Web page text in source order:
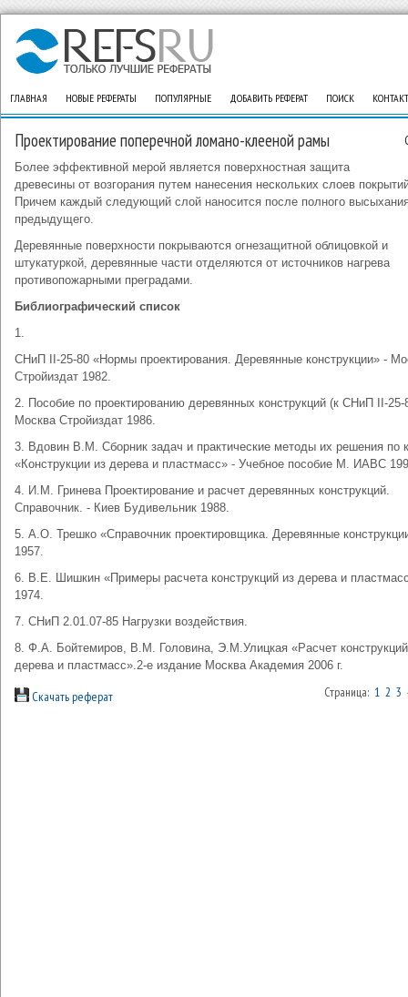
ГЛАВНАЯ НОВЫЕ РЕФЕРАТЫ ПОПУЛЯРНЫЕ ДОБАВИТЬ РЕФЕРАТ ПОИСК
Проектирование поперечной ломано-клееной рамы
Более эффективной мерой является поверхностная защита
древесины от возгорания путем нанесения нескольких слоев
Причем каждый следующий слой наносится после полного
предыдущего.
Деревянные поверхности покрываются огнезащитной облицовкой и
штукатуркой, деревянные части отделяются от источников нагрева
противопожарными преградами.
Библиографический список
1.
СНиП II-25-80 «Нормы проектирования. Деревянные конструкции» -
Стройиздат 1982.
2. Пособие по проектированию деревянных конструкций (к СНиП II-25-
Москва Стройиздат 1986.
3. Вдовин В.М. Сборник задач и практические методы их решения по
«Конструкции из дерева и пластмасс» - Учебное пособие М. ИАВС
4. И.М. Гринева Проектирование и расчет деревянных конструкций.
Справочник. - Киев Будивельник 1988.
5. А.О. Трешко «Справочник проектировщика. Деревянные
1957.
6. В.Е. Шишкин «Примеры расчета конструкций из дерева и
1974.
7. СНиП 2.01.07-85 Нагрузки воздействия.
8. Ф.А. Бойтемиров, В.М. Головина, Э.М.Улицкая «Расчет
дерева и пластмасс».2-е издание Москва Академия 2006 г.
Скачать реферат Страница: 1 2 3